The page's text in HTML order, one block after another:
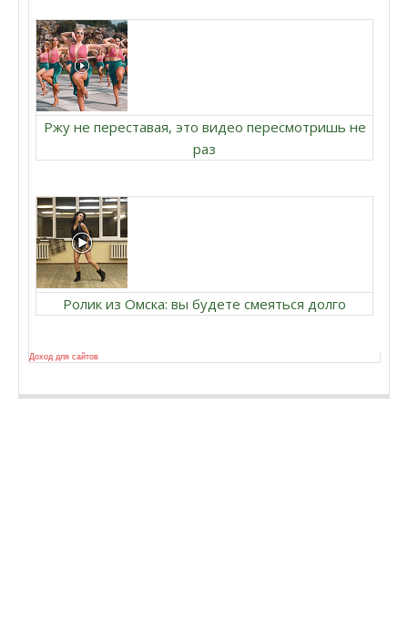
Ржу не переставая, это видео пересмотришь не
раз
Ролик из Омска: вы будете смеяться долго
Доход для сайтов